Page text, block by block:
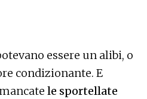
essere un alibi, o
condizionante. E
le sportellate